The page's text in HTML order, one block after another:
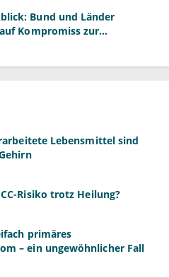
Bund und Länder
Kompromiss zur
Lebensmittel sind
Risiko trotz Heilung?
primäres
– ein ungewöhnlicher Fall